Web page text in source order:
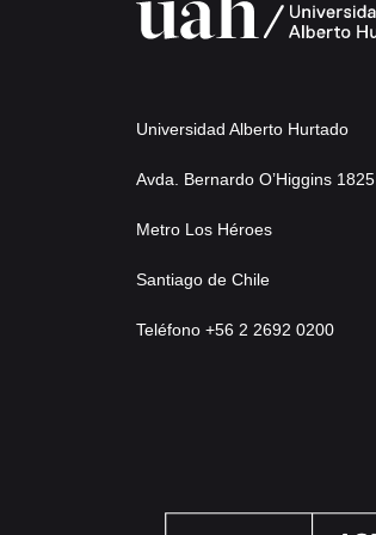
Universidad Alberto Hurtado
Avda. Bernardo O’Higgins 1825
Metro Los Héroes
Santiago de Chile
Teléfono +56 2 2692 0200